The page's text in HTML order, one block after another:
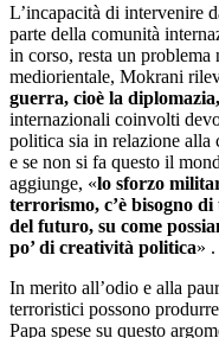
L’incapacità di intervenire
parte della comunità
in corso, resta un
mediorientale, Mokrani
guerra, cioè la
internazionali coinvolti
politica sia in relazione alla
e se non si fa questo il
aggiunge, «lo sforzo
terrorismo, c’è bisogno
del futuro, su come
po’ di creatività politica» .
In merito all’odio e alla
terroristici possono
Papa spese su questo